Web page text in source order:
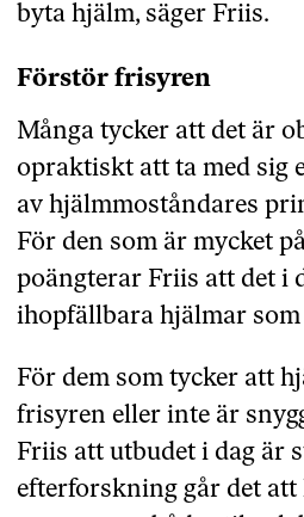
byta hjälm, säger Friis.
Förstör frisyren
Många tycker att det är
opraktiskt att ta med sig
av hjälmmoståndares
För den som är mycket
poängterar Friis att det i
ihopfällbara hjälmar
För dem som tycker att
frisyren eller inte är
Friis att utbudet i dag är
efterforskning går det att